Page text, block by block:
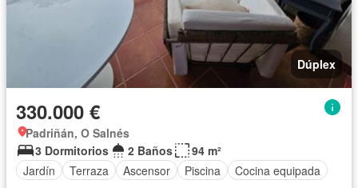
Dúplex
330.000 €
Padriñán, O Salnés
3 Dormitorios
2 Baños
94 m²
Jardín
Terraza Ascensor Piscina Cocina equipada